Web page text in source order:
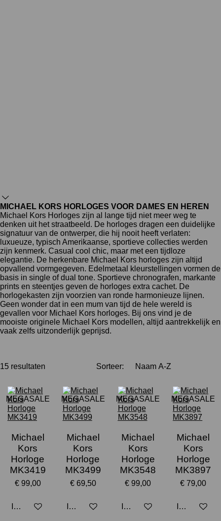
MICHAEL KORS HORLOGES VOOR DAMES EN HEREN
Michael Kors Horloges zijn al lange tijd niet meer weg te
denken uit het straatbeeld. De horloges dragen een duidelijke
signatuur van de ontwerper, die hij nooit heeft verlaten:
luxueuze, typisch Amerikaanse, sportieve collecties werden
zijn kenmerk. Casual cool chic, maar met een tijdloze
elegantie. De herkenbare Michael Kors horloges zijn altijd
opvallend vormgegeven. Edelmetaal kleurstellingen vormen de
basis in single of dual tone. Sportieve chronografen, markante
prints en steentjes geven de horloges extra cachet. De
horlogekasten zijn voorzien van ronde harmonieuze lijnen.
Geen wonder dat in een mum van tijd de hele wereld is
gevallen voor Michael Kors horloges. Bij ons vind je de
mooiste originele Michael Kors modellen, altijd aantrekkelijk en
vaak zelfs uitzonderlijk geprijsd.
15 resultaten Sorteer:
MEGASALE
Michael
Kors
Horloge
MK3419
€ 99,00
In winkelwagen
MEGASALE
Michael
Kors
Horloge
MK3499
€ 69,50
In winkelwagen
MEGASALE
Michael
Kors
Horloge
MK3548
€ 99,00
In winkelwagen
MEGASALE
Michael
Kors
Horloge
MK3897
€ 79,00
In